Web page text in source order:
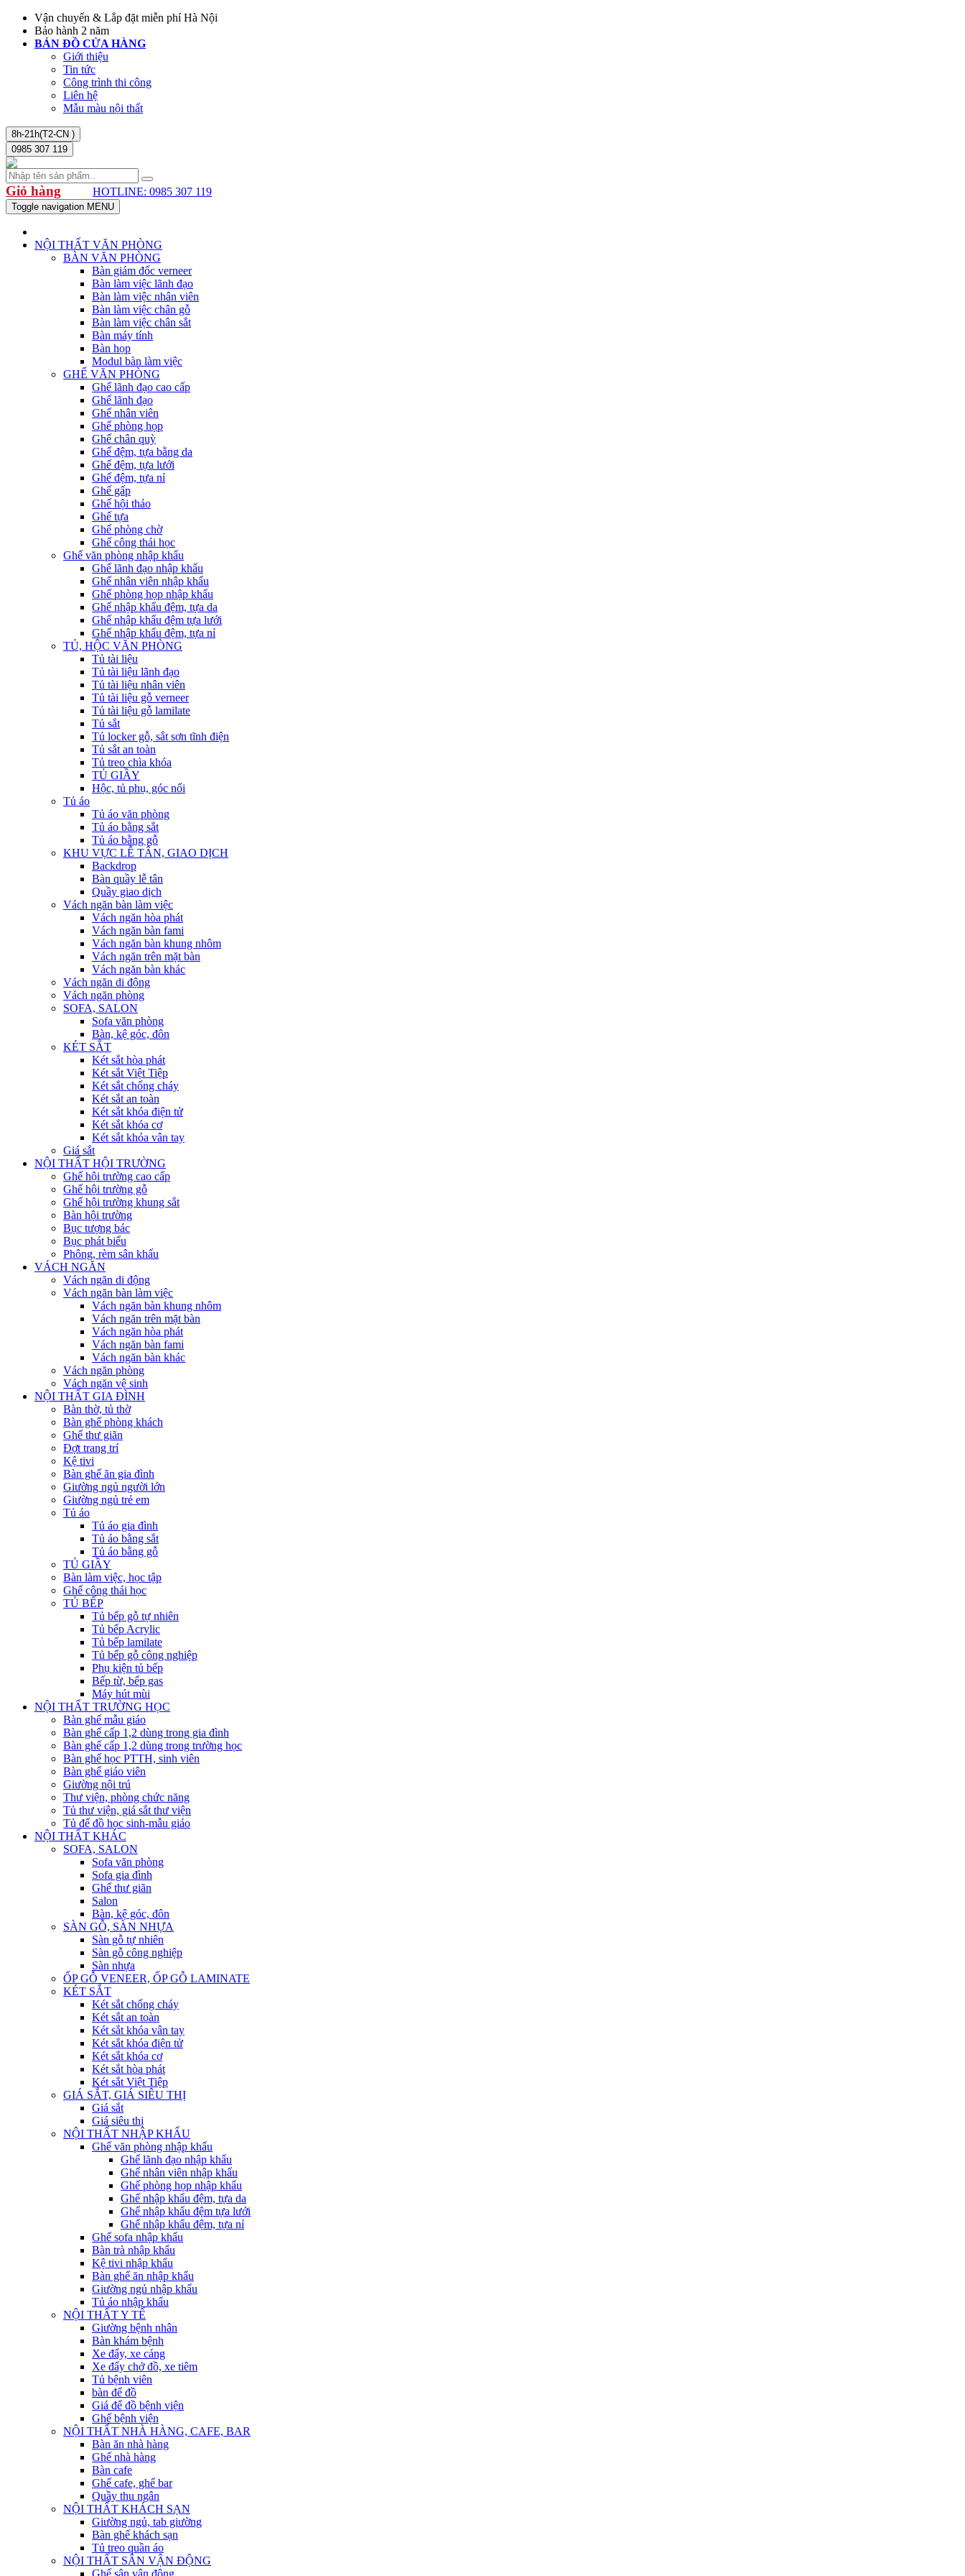
Vận chuyển & Lắp đặt miễn phí Hà Nội
Bảo hành 2 năm
BẢN ĐỒ CỬA HÀNG
Giới thiệu
Tin tức
Công trình thi công
Liên hệ
Mẫu màu nội thất
8h-21h(T2-CN )
0985 307 119
Giỏ hàng HOTLINE: 0985 307 119
Toggle navigation MENU
NỘI THẤT VĂN PHÒNG
BÀN VĂN PHÒNG
Bàn giám đốc verneer
Bàn làm việc lãnh đạo
Bàn làm việc nhân viên
Bàn làm việc chân gỗ
Bàn làm việc chân sắt
Bàn máy tính
Bàn họp
Modul bàn làm việc
GHẾ VĂN PHÒNG
Ghế lãnh đạo cao cấp
Ghế lãnh đạo
Ghế nhân viên
Ghế phòng họp
Ghế chân quỳ
Ghế đệm, tựa bằng da
Ghế đệm, tựa lưới
Ghế đệm, tựa nỉ
Ghế gấp
Ghế hội thảo
Ghế tựa
Ghế phòng chờ
Ghế công thái học
Ghế văn phòng nhập khẩu
Ghế lãnh đạo nhập khẩu
Ghế nhân viên nhập khẩu
Ghế phòng họp nhập khẩu
Ghế nhập khẩu đệm, tựa da
Ghế nhập khẩu đệm tựa lưới
Ghế nhập khẩu đệm, tựa nỉ
TỦ, HỘC VĂN PHÒNG
Tủ tài liệu
Tủ tài liệu lãnh đạo
Tủ tài liệu nhân viên
Tủ tài liệu gỗ verneer
Tủ tài liệu gỗ lamilate
Tủ sắt
Tủ locker gỗ, sắt sơn tĩnh điện
Tủ sắt an toàn
Tủ treo chìa khóa
TỦ GIẦY
Hộc, tủ phụ, góc nối
Tủ áo
Tủ áo văn phòng
Tủ áo bằng sắt
Tủ áo bằng gỗ
KHU VỰC LỄ TÂN, GIAO DỊCH
Backdrop
Bàn quầy lễ tân
Quầy giao dịch
Vách ngăn bàn làm việc
Vách ngăn hòa phát
Vách ngăn bàn fami
Vách ngăn bàn khung nhôm
Vách ngăn trên mặt bàn
Vách ngăn bàn khác
Vách ngăn di động
Vách ngăn phòng
SOFA, SALON
Sofa văn phòng
Bàn, kệ góc, đôn
KÉT SẮT
Két sắt hòa phát
Két sắt Việt Tiệp
Két sắt chống cháy
Két sắt an toàn
Két sắt khóa điện tử
Két sắt khóa cơ
Két sắt khóa vân tay
Giá sắt
NỘI THẤT HỘI TRƯỜNG
Ghế hội trường cao cấp
Ghế hội trường gỗ
Ghế hội trường khung sắt
Bàn hội trường
Bục tượng bác
Bục phát biểu
Phông, rèm sân khấu
VÁCH NGĂN
Vách ngăn di động
Vách ngăn bàn làm việc
Vách ngăn bàn khung nhôm
Vách ngăn trên mặt bàn
Vách ngăn hòa phát
Vách ngăn bàn fami
Vách ngăn bàn khác
Vách ngăn phòng
Vách ngăn vệ sinh
NỘI THẤT GIA ĐÌNH
Bàn thờ, tủ thờ
Bàn ghế phòng khách
Ghế thư giãn
Đợt trang trí
Kệ tivi
Bàn ghế ăn gia đình
Giường ngủ người lớn
Giường ngủ trẻ em
Tủ áo
Tủ áo gia đình
Tủ áo bằng sắt
Tủ áo bằng gỗ
TỦ GIẦY
Bàn làm việc, học tập
Ghế công thái học
TỦ BẾP
Tủ bếp gỗ tự nhiên
Tủ bếp Acrylic
Tủ bếp lamilate
Tủ bếp gỗ công nghiệp
Phụ kiện tủ bếp
Bếp từ, bếp gas
Máy hút mùi
NỘI THẤT TRƯỜNG HỌC
Bàn ghế mẫu giáo
Bàn ghế cấp 1,2 dùng trong gia đình
Bàn ghế cấp 1,2 dùng trong trường học
Bàn ghế học PTTH, sinh viên
Bàn ghế giáo viên
Giường nội trú
Thư viện, phòng chức năng
Tủ thư viện, giá sắt thư viện
Tủ để đồ học sinh-mẫu giáo
NỘI THẤT KHÁC
SOFA, SALON
Sofa văn phòng
Sofa gia đình
Ghế thư giãn
Salon
Bàn, kệ góc, đôn
SÀN GỖ, SÀN NHỰA
Sàn gỗ tự nhiên
Sàn gỗ công nghiệp
Sàn nhựa
ỐP GỖ VENEER, ỐP GỖ LAMINATE
KÉT SẮT
Két sắt chống cháy
Két sắt an toàn
Két sắt khóa vân tay
Két sắt khóa điện tử
Két sắt khóa cơ
Két sắt hòa phát
Két sắt Việt Tiệp
GIÁ SẮT, GIÁ SIÊU THỊ
Giá sắt
Giá siêu thị
NỘI THẤT NHẬP KHẨU
Ghế văn phòng nhập khẩu
Ghế lãnh đạo nhập khẩu
Ghế nhân viên nhập khẩu
Ghế phòng họp nhập khẩu
Ghế nhập khẩu đệm, tựa da
Ghế nhập khẩu đệm tựa lưới
Ghế nhập khẩu đệm, tựa nỉ
Ghế sofa nhập khẩu
Bàn trà nhập khẩu
Kệ tivi nhập khẩu
Bàn ghế ăn nhập khẩu
Giường ngủ nhập khẩu
Tủ áo nhập khẩu
NỘI THẤT Y TẾ
Giường bệnh nhân
Bàn khám bệnh
Xe đẩy, xe cáng
Xe đẩy chở đồ, xe tiêm
Tủ bệnh viên
bàn để đồ
Giá để đồ bệnh viện
Ghế bệnh viện
NỘI THẤT NHÀ HÀNG, CAFE, BAR
Bàn ăn nhà hàng
Ghế nhà hàng
Bàn cafe
Ghế cafe, ghế bar
Quầy thu ngân
NỘI THẤT KHÁCH SẠN
Giường ngủ, tab giường
Bàn ghế khách sạn
Tủ treo quần áo
NỘI THẤT SÂN VẬN ĐỘNG
Ghế sân vận động